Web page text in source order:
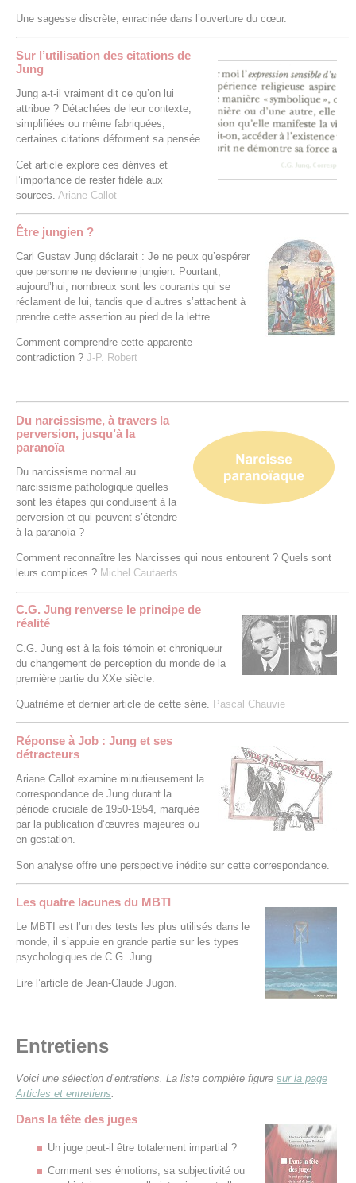
Une sagesse discrète, enracinée dans l’ouverture du cœur.
Sur l’utilisation des citations de
Jung
Jung a-t-il vraiment dit ce qu’on lui
attribue ? Détachées de leur contexte,
simplifiées ou même fabriquées,
certaines citations déforment sa pensée.
Cet article explore ces dérives et
l’importance de rester fidèle aux
sources. Ariane Callot
Être jungien ?
Carl Gustav Jung déclarait : Je ne peux qu’espérer
que personne ne devienne jungien. Pourtant,
aujourd’hui, nombreux sont les courants qui se
réclament de lui, tandis que d’autres s’attachent à
prendre cette assertion au pied de la lettre.
Comment comprendre cette apparente
contradiction ? J-P. Robert
Du narcissisme, à travers la
perversion, jusqu’à la
paranoïa
Du narcissisme normal au
narcissisme pathologique quelles
sont les étapes qui conduisent à la
perversion et qui peuvent s’étendre
à la paranoïa ?
Comment reconnaître les Narcisses qui nous entourent ? Quels sont
leurs complices ? Michel Cautaerts
C.G. Jung renverse le principe de
réalité
C.G. Jung est à la fois témoin et chroniqueur
du changement de perception du monde de la
première partie du XXe siècle.
Quatrième et dernier article de cette série. Pascal Chauvie
Réponse à Job : Jung et ses
détracteurs
Ariane Callot examine minutieusement la
correspondance de Jung durant la
période cruciale de 1950-1954, marquée
par la publication d’œuvres majeures ou
en gestation.
Son analyse offre une perspective inédite sur cette correspondance.
Les quatre lacunes du MBTI
Le MBTI est l’un des tests les plus utilisés dans le
monde, il s’appuie en grande partie sur les types
psychologiques de C.G. Jung.
Lire l’article de Jean-Claude Jugon.
Entretiens
Voici une sélection d’entretiens. La liste complète figure sur la page
Articles et entretiens.
Dans la tête des juges
Un juge peut-il être totalement impartial ?
Comment ses émotions, sa subjectivité ou